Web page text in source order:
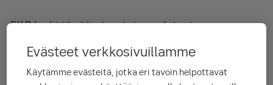
EKP laski tänään torstaina odotusten
prosenttiyksikköä 3,25 prosenttiin ja toisti, että
politiikka pysyy riippuvaisena talousdatasta,
Evästeet verkkosivuillamme
Käytämme evästeitä, jotka eri tavoin helpottavat